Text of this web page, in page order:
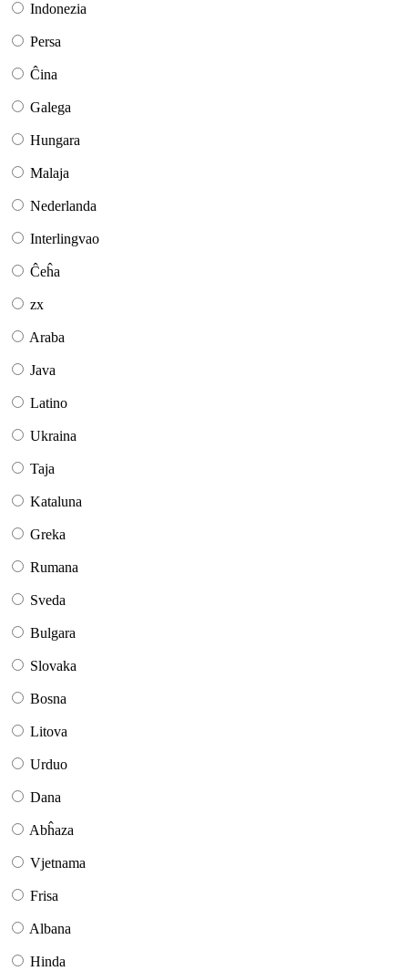
Indonezia
Persa
Ĉina
Galega
Hungara
Malaja
Nederlanda
Interlingvao
Ĉeĥa
zx
Araba
Java
Latino
Ukraina
Taja
Kataluna
Greka
Rumana
Sveda
Bulgara
Slovaka
Bosna
Litova
Urduo
Dana
Abĥaza
Vjetnama
Frisa
Albana
Hinda